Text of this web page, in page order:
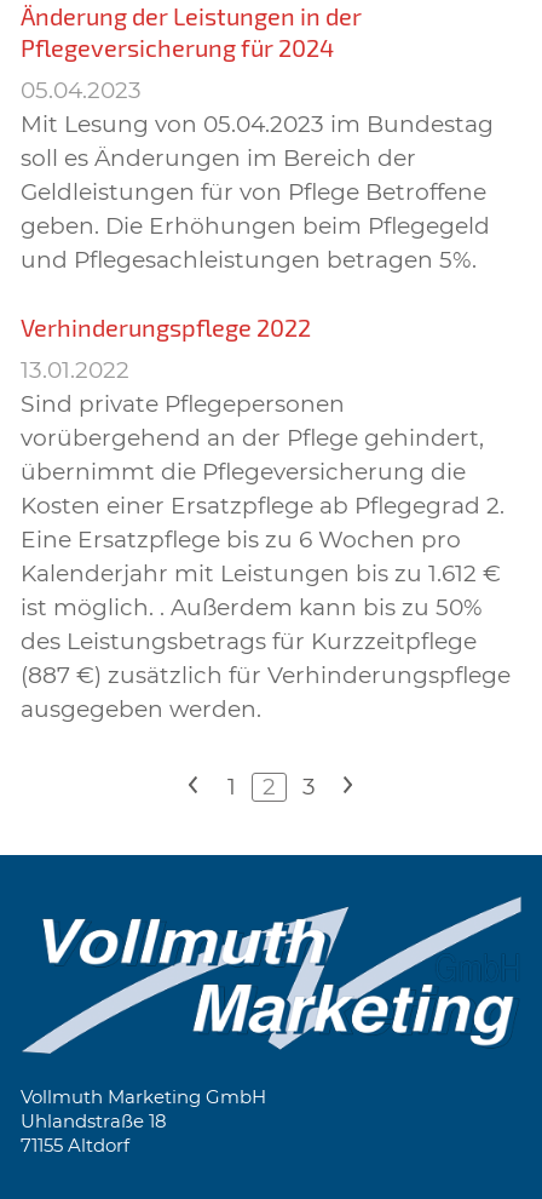
Änderung der Leistungen in der
Pflegeversicherung für 2024
05.04.2023
Mit Lesung von 05.04.2023 im Bundestag
soll es Änderungen im Bereich der
Geldleistungen für von Pflege Betroffene
geben. Die Erhöhungen beim Pflegegeld
und Pflegesachleistungen betragen 5%.
Verhinderungspflege 2022
13.01.2022
Sind private Pflegepersonen
vorübergehend an der Pflege gehindert,
übernimmt die Pflegeversicherung die
Kosten einer Ersatzpflege ab Pflegegrad 2.
Eine Ersatzpflege bis zu 6 Wochen pro
Kalenderjahr mit Leistungen bis zu 1.612 €
ist möglich. . Außerdem kann bis zu 50%
des Leistungsbetrags für Kurzzeitpflege
(887 €) zusätzlich für Verhinderungspflege
ausgegeben werden.
< 1 2 3 >
Vollmuth Marketing GmbH
Uhlandstraße 18
71155 Altdorf